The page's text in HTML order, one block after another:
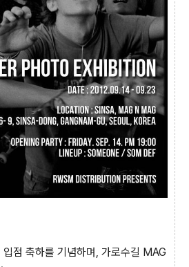
입점 축하를 기념하며, 가로수길 MAG